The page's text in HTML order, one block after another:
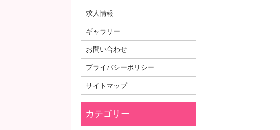
求人情報
ギャラリー
お問い合わせ
プライバシーポリシー
サイトマップ